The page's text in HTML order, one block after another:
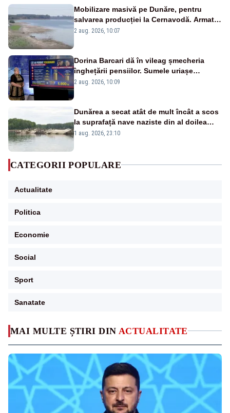
MAI MULTE ȘTIRI DIN ACTUALITATE
Mobilizare masivă pe Dunăre, pentru
salvarea producției la Cernavodă. Armata
va detona o stâncă și va devia apa
2 aug. 2026, 10:07
Dorina Barcari dă în vileag șmecheria
înghețării pensiilor. Sumele uriașe
pierdute de fiecare român
2 aug. 2026, 10:09
Dunărea a secat atât de mult încât a scos
la suprafață nave naziste din al doilea
război mondial
1 aug. 2026, 23:10
CATEGORII POPULARE
Actualitate
Politica
Economie
Social
Sport
Sanatate